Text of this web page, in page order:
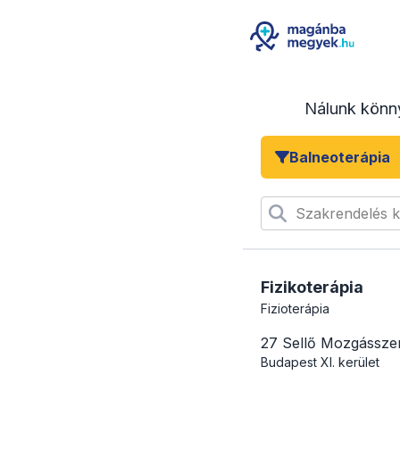
Nálunk
Balneoterápia
Szakrendelés
Fizikoterápia
Fizioterápia
27 Sellő
Budapest XI. kerület